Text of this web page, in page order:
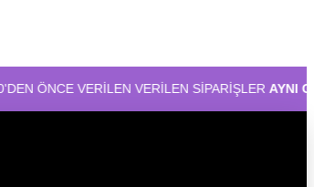
VERİLEN VERİLEN SİPARİŞLERAYNI GÜN KARGO!